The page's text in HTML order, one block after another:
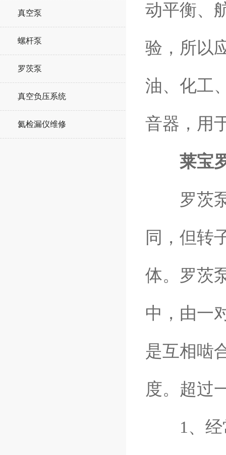
真空泵
螺杆泵
罗茨泵
真空负压系统
氦检漏仪维修
动平衡、
验，所以
油、化工
音器，用
莱宝
罗茨泵
同，但转
体。罗茨
中，由一
是互相啮
度。超过
1、经常